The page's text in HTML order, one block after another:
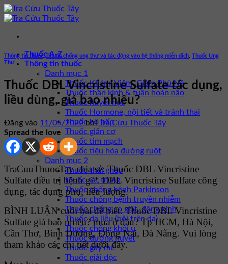
Bỏ
qua
dung
Thuốc A-Z
Thông tin thuốc
Danh mục 1
Thuốc Kháng Viêm, Giảm Phù Nề
Thuốc thần kinh & tuần hoàn não
Thuốc huyết học
Thuốc Hormone, nội tiết và tránh thai
Thuốc hô hấp
Thuốc giãn cơ
Thuốc tim mạch
Thuốc tiêu hóa đường ruột
Danh mục 2
Thuốc thải ghép
thuốc sát trùng
Thuốc chống bệnh Parkinson
Thuốc chống bệnh truyền nhiễm
Thuốc chống co giật, động kinh
Thuốc da liễu (bôi trên da)
Thuốc chống khối u
Thuốc đường huyết
Thuốc gây mê
Thuốc giải độc
Thông tin thuốc,Thuốc chống ung thư và tác động vào hệ thống miễn dịch Thuốc Ung
Thư
Thuốc DBL Vincristine Sulfate tác dụng,
liều dùng, giá bao nhiêu?
Đăng vào 11/05/2022 bởiTra Cứu Thuốc Tây
Spread the love
TraCuuThuocTay chia sẻ: Thuốc DBL Vincristine
Sulfate điều trị bệnh gì?. DBL Vincristine Sulfate công
dụng, tác dụng phụ, liều lượng.
BÌNH LUẬN cuối bài để biết: Thuốc DBL Vincristine
Sulfate giá bao nhiêu? mua ở đâu? Tp HCM, Hà Nội,
Cần Thơ, Bình Dương, Đồng Nai, Đà Nẵng. Vui lòng
tham khảo các chi tiết dưới đây.